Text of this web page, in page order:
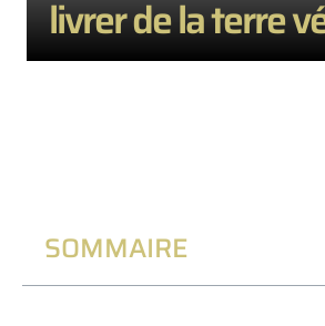
livrer de la terre
SOMMAIRE